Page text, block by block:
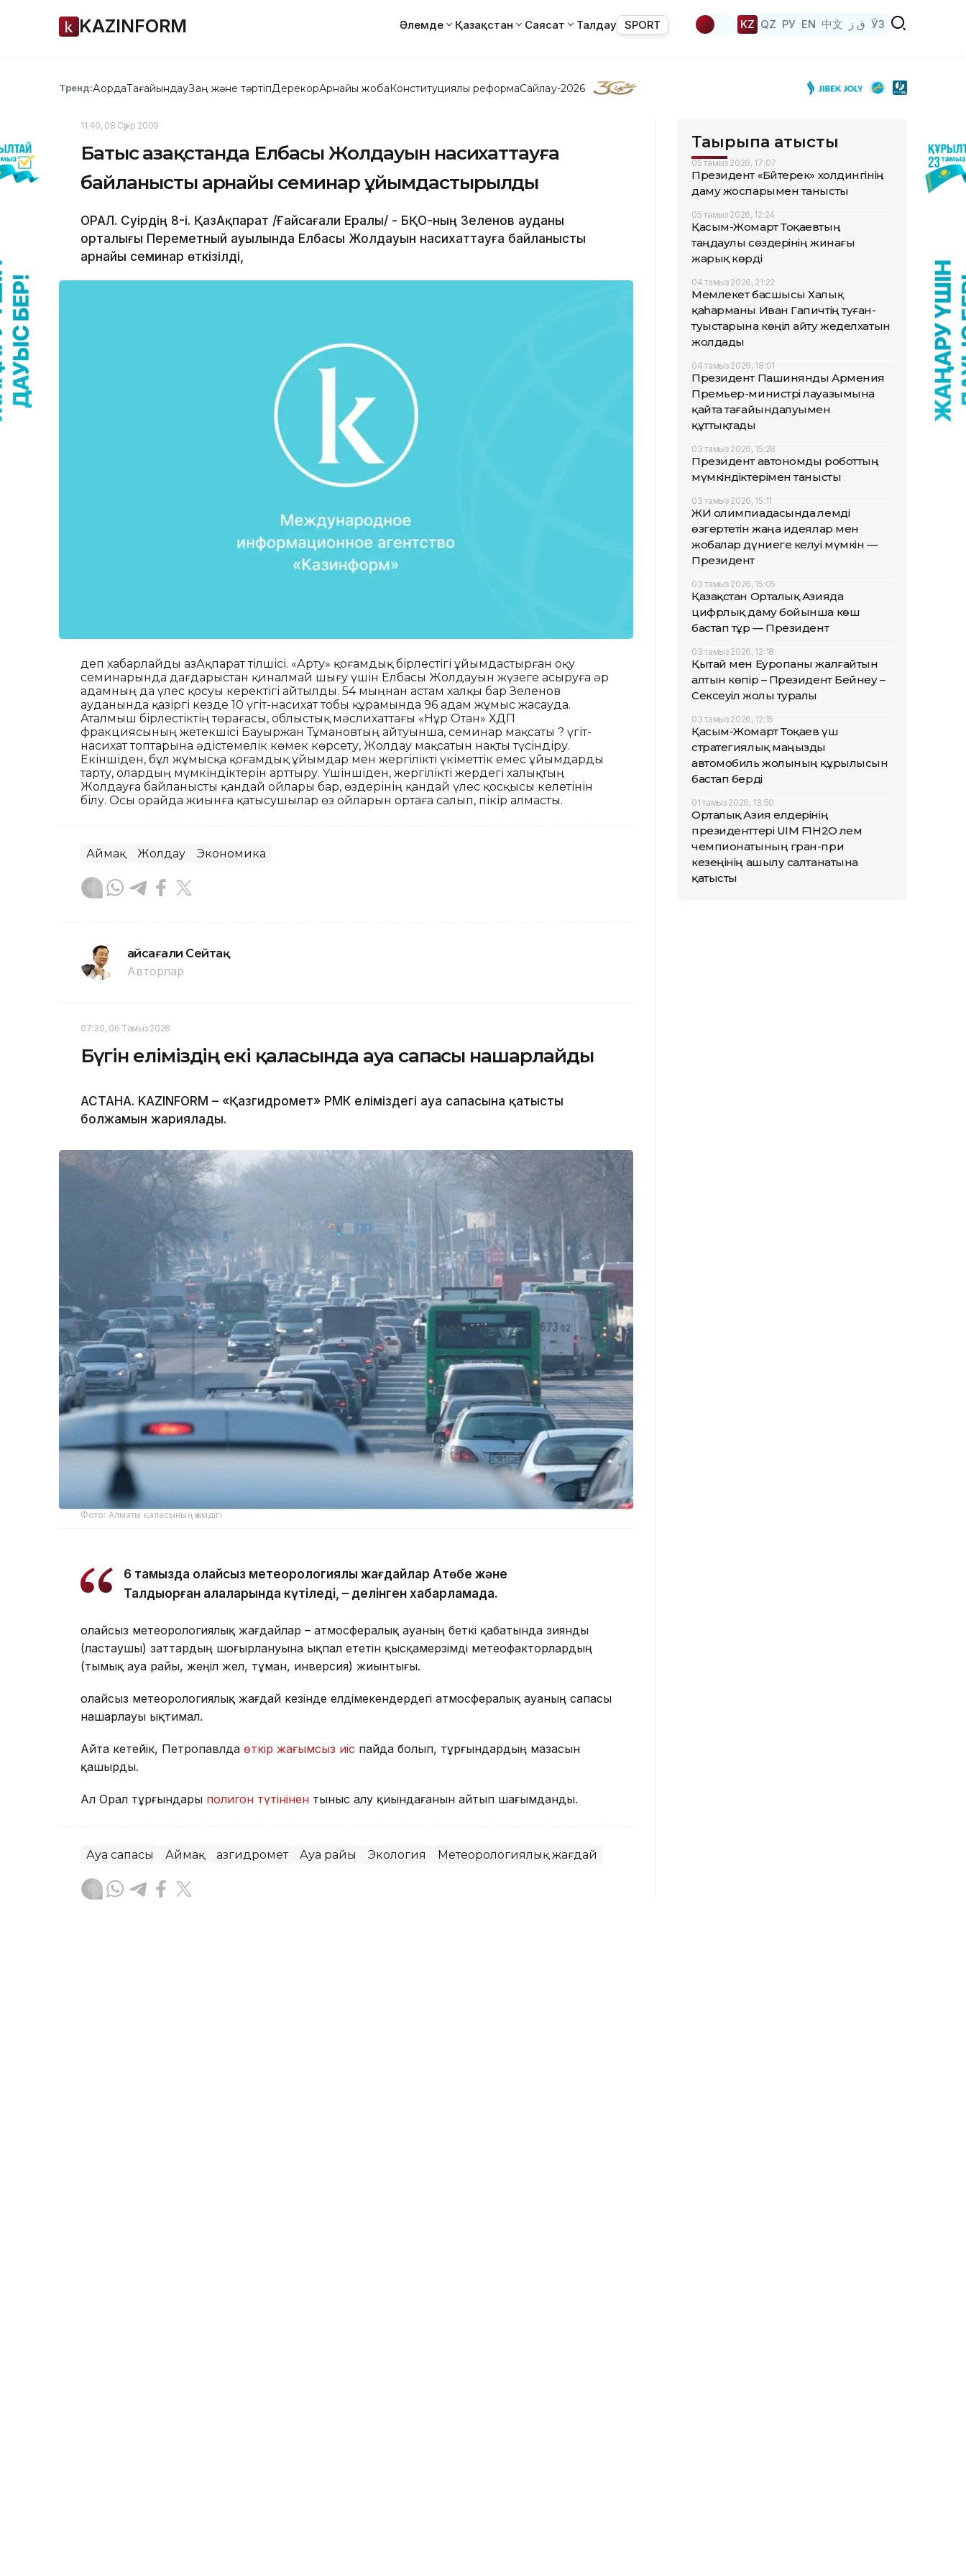
KAZINFORM Әлемде Қазақстан Саясат Талдау SPORT KZ QZ РУ EN 中文 ق ز ЎЗ
Тренд:АқордаТағайындауЗаң және тәртіпДерекқорАрнайы жобаКонституциялық реформаСайлау-2026
11:40, 08 Сәуір 2009
Батыс Қазақстанда Елбасы Жолдауын насихаттауға
байланысты арнайы семинар ұйымдастырылды
ОРАЛ. Сәуірдің 8-і. ҚазАқпарат /Ғайсағали Ералы/ - БҚО-ның Зеленов ауданы
орталығы Переметный ауылында Елбасы Жолдауын насихаттауға байланысты
арнайы семинар өткізілді,
деп хабарлайды ҚазАқпарат тілшісі. «Арту» қоғамдық бірлестігі ұйымдастырған оқу
семинарында дағдарыстан қиналмай шығу үшін Елбасы Жолдауын жүзеге асыруға әр
адамның да үлес қосуы керектігі айтылды. 54 мыңнан астам халқы бар Зеленов
ауданында қазіргі кезде 10 үгіт-насихат тобы құрамында 96 адам жұмыс жасауда.
Аталмыш бірлестіктің төрағасы, облыстық мәслихаттағы «Нұр Отан» ХДП
фракциясының жетекшісі Бауыржан Тұмановтың айтуынша, семинар мақсаты ? үгіт-
насихат топтарына әдістемелік көмек көрсету, Жолдау мақсатын нақты түсіндіру.
Екіншіден, бұл жұмысқа қоғамдық ұйымдар мен жергілікті үкіметтік емес ұйымдарды
тарту, олардың мүмкіндіктерін арттыру. Үшіншіден, жергілікті жердегі халықтың
Жолдауға байланысты қандай ойлары бар, өздерінің қандай үлес қосқысы келетінін
білу. Осы орайда жиынға қатысушылар өз ойларын ортаға салып, пікір алмасты.
Аймақ Жолдау Экономика
Ғайсағали Сейтақ
Авторлар
07:30, 06 Тамыз 2026
Бүгін еліміздің екі қаласында ауа сапасы нашарлайды
АСТАНА. KAZINFORM – «Қазгидромет» РМК еліміздегі ауа сапасына қатысты
болжамын жариялады.
Фото: Алматы қаласының әкімдігі
6 тамызда қолайсыз метеорологиялық жағдайлар Ақтөбе және
Талдықорған қалаларында күтіледі, – делінген хабарламада.
Қолайсыз метеорологиялық жағдайлар – атмосфералық ауаның беткі қабатында зиянды
(ластаушы) заттардың шоғырлануына ықпал ететін қысқамерзімді метеофакторлардың
(тымық ауа райы, жеңіл жел, тұман, инверсия) жиынтығы.
Қолайсыз метеорологиялық жағдай кезінде елдімекендердегі атмосфералық ауаның сапасы
нашарлауы ықтимал.
Айта кетейік, Петропавлда өткір жағымсыз иіс пайда болып, тұрғындардың мазасын
қашырды.
Ал Орал тұрғындары полигон түтінінен тыныс алу қиындағанын айтып шағымданды.
Ауа сапасы Аймақ Қазгидромет Ауа райы Экология Метеорологиялық жағдай
Тақырыпқа қатысты
05 тамыз 2026, 17:07
Президент «Бәйтерек» холдингінің
даму жоспарымен танысты
05 тамыз 2026, 12:24
Қасым-Жомарт Тоқаевтың
таңдаулы сөздерінің жинағы
жарық көрді
04 тамыз 2026, 21:22
Мемлекет басшысы Халық
қаһарманы Иван Гапичтің туған-
туыстарына көңіл айту жеделхатын
жолдады
04 тамыз 2026, 18:01
Президент Пашинянды Армения
Премьер-министрі лауазымына
қайта тағайындалуымен
құттықтады
03 тамыз 2026, 15:28
Президент автономды роботтың
мүмкіндіктерімен танысты
03 тамыз 2026, 15:11
ЖИ олимпиадасында әлемді
өзгертетін жаңа идеялар мен
жобалар дүниеге келуі мүмкін —
Президент
03 тамыз 2026, 15:05
Қазақстан Орталық Азияда
цифрлық даму бойынша көш
бастап тұр — Президент
03 тамыз 2026, 12:18
Қытай мен Еуропаны жалғайтын
алтын көпір – Президент Бейнеу –
Сексеуіл жолы туралы
03 тамыз 2026, 12:15
Қасым-Жомарт Тоқаев үш
стратегиялық маңызды
автомобиль жолының құрылысын
бастап берді
01 тамыз 2026, 13:50
Орталық Азия елдерінің
президенттері UIM F1H2O әлем
чемпионатының гран-при
кезеңінің ашылу салтанатына
қатысты